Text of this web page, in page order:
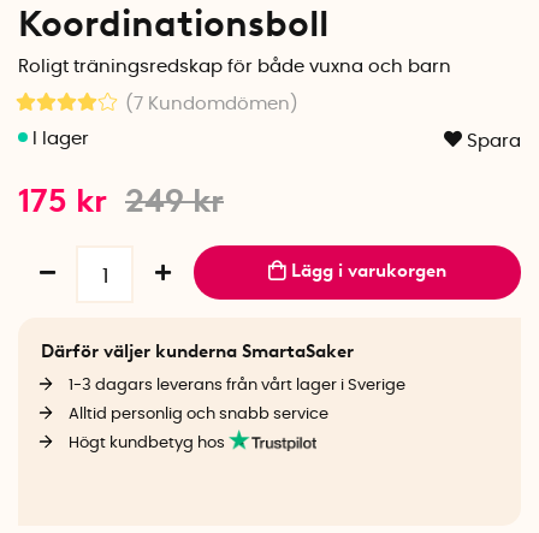
Koordinationsboll
Roligt träningsredskap för både vuxna och barn
(7 Kundomdömen )
Spara
249kr
175 kr
Lägg i varukorgen
Därför väljer kunderna SmartaSaker
1-3 dagars leverans från vårt lager i Sverige
Alltid personlig och snabb service
Högt kundbetyg hos